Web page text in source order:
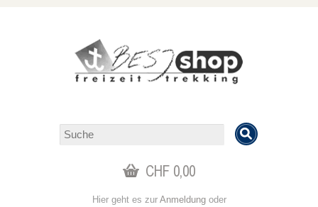
CHF 0,00
Hier geht es zur Anmeldungoder